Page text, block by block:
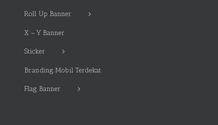
Roll Up Banner
X – Y Banner
Sticker
Branding Mobil Terdekat
Flag Banner